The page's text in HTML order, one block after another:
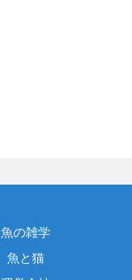
魚の雑学
魚と猫